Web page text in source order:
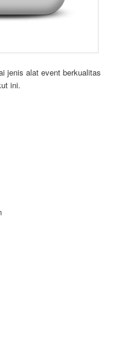
jenis alat event berkualitas
ini.